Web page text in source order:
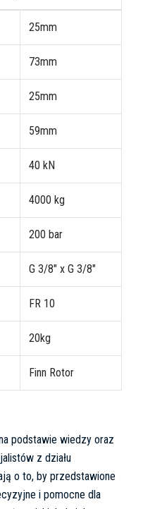
25mm
73mm
25mm
59mm
40 kN
4000 kg
200 bar
G 3/8" x G 3/8"
FR 10
20kg
Finn Rotor
podstawie wiedzy oraz
z działu
o to, by przedstawione
i pomocne dla